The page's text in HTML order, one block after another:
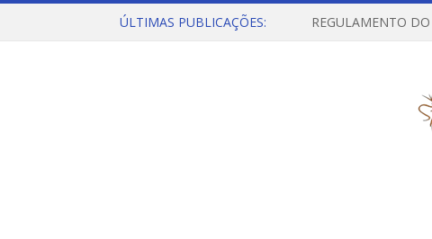
ÚLTIMAS PUBLICAÇÕES: